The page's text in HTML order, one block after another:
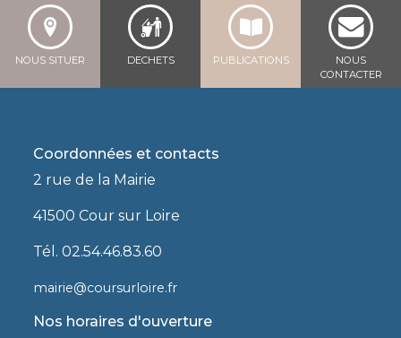
NOUS SITUER DECHETS PUBLICATIONS
NOUS
CONTACTER
Coordonnées et contacts
2 rue de la Mairie
41500 Cour sur Loire
Tél. 02.54.46.83.60
mairie@coursurloire.fr
Nos horaires d'ouverture